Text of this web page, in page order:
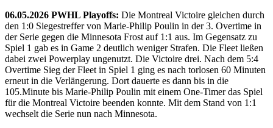
06.05.2026 PWHL Playoffs: Die Montreal Victoire gleichen durch
den 1:0 Siegestreffer von Marie-Philip Poulin in der 3. Overtime in
der Serie gegen die Minnesota Frost auf 1:1 aus. Im Gegensatz zu
Spiel 1 gab es in Game 2 deutlich weniger Strafen. Die Fleet ließen
dabei zwei Powerplay ungenutzt. Die Victoire drei. Nach dem 5:4
Overtime Sieg der Fleet in Spiel 1 ging es nach torlosen 60 Minuten
erneut in die Verlängerung. Dort dauerte es dann bis in die
105.Minute bis Marie-Philip Poulin mit einem One-Timer das Spiel
für die Montreal Victoire beenden konnte. Mit dem Stand von 1:1
wechselt die Serie nun nach Minnesota.